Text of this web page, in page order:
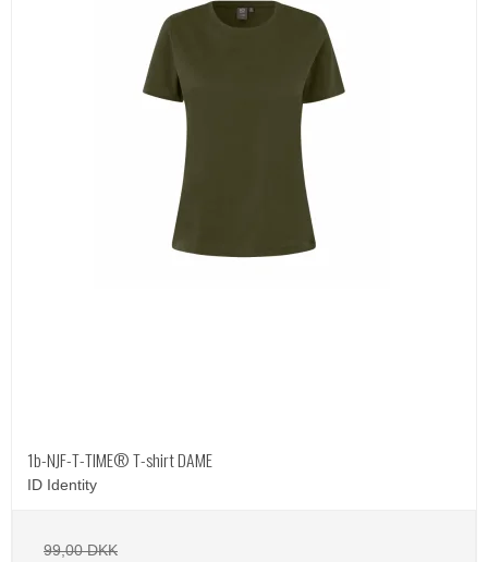
1b-NJF-T-TIME® T-shirt DAME
ID Identity
99,00 DKK